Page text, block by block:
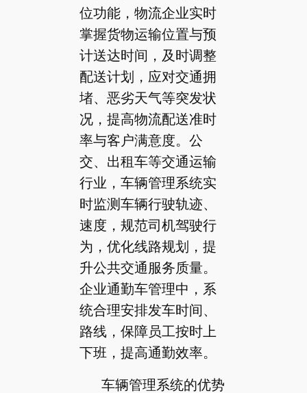
位功能，物流企业实时
掌握货物运输位置与预
计送达时间，及时调整
配送计划，应对交通拥
堵、恶劣天气等突发状
况，提高物流配送准时
率与客户满意度。公
交、出租车等交通运输
行业，车辆管理系统实
时监测车辆行驶轨迹、
速度，规范司机驾驶行
为，优化线路规划，提
升公共交通服务质量。
企业通勤车管理中，系
统合理安排发车时间、
路线，保障员工按时上
下班，提高通勤效率。
车辆管理系统的优势